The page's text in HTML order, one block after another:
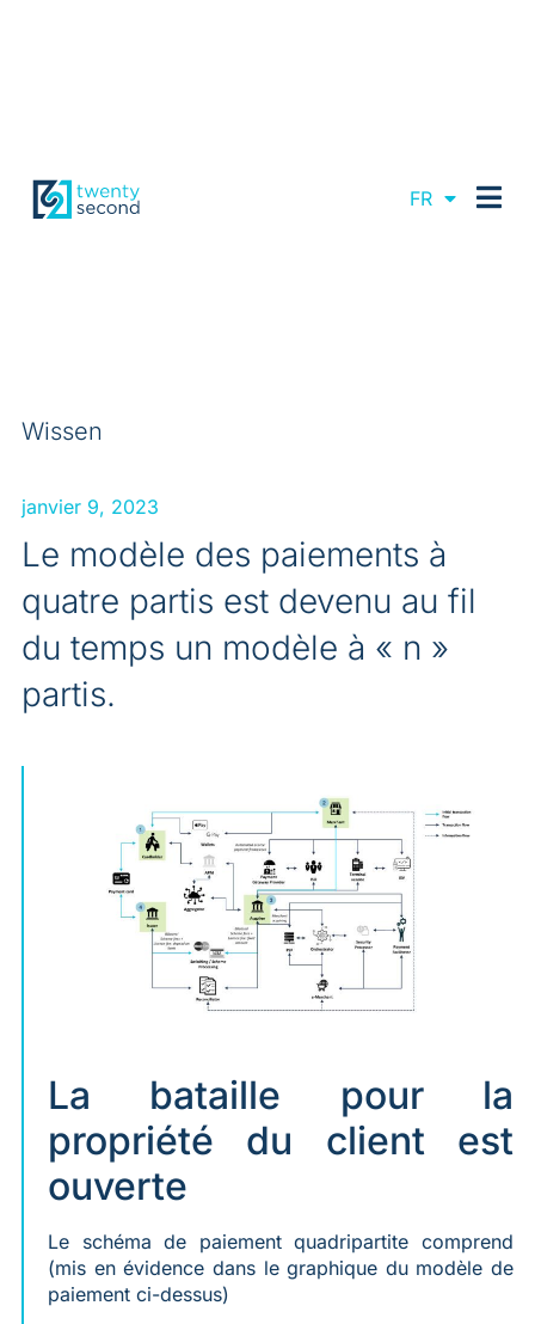
FR
DE
Wissen
janvier 9, 2023
Le modèle des paiements à
quatre partis est devenu au fil
du temps un modèle à « n »
partis.
La bataille pour la
propriété du client est
ouverte
Le schéma de paiement quadripartite comprend
(mis en évidence dans le graphique du modèle de
paiement ci-dessus)